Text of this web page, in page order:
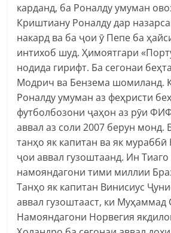
карданд, ба Роналду умуман
Криштиану Роналду дар
накард ва ба ҷои ӯ Пепе ба
интихоб шуд. Ҳимоятгари
нодида гирифт. Ба сегонаи
Модрич ва Бензема шомиланд.
Роналду умуман аз феҳристи
футболбозони ҷаҳон аз рӯи
аввал аз соли 2007 берун монд.
танҳо як капитан ва як
ҷои аввал гузоштаанд. Ин
намояндагони тими миллии
Танҳо як капитан Винисиус
аввал гузоштааст, ки Муҳаммад
Намояндагони Норвегия